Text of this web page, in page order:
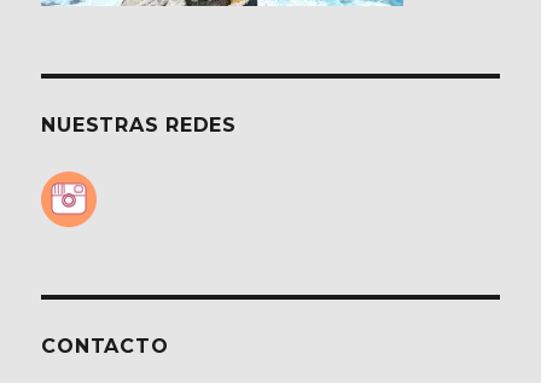
NUESTRAS REDES
CONTACTO